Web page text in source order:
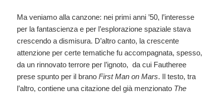
Ma veniamo alla canzone: nei primi anni ’50, l’interesse
per la fantascienza e per l’esplorazione spaziale stava
crescendo a dismisura. D’altro canto, la crescente
attenzione per certe tematiche fu accompagnata, spesso,
da un rinnovato terrore per l’ignoto, da cui Fautheree
prese spunto per il branoFirst Man on Mars. Il testo, tra
l’altro, contiene una citazione del già menzionato The